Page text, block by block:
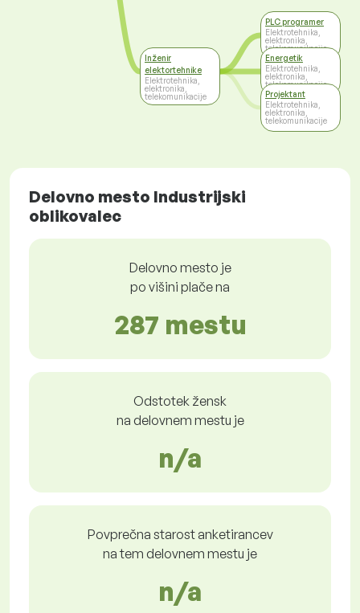
Inženir
elektortehnike
Elektrotehnika,
elektronika,
telekomunikacije
PLC programer
Elektrotehnika,
elektronika,
telekomunikacije
Energetik
Elektrotehnika,
elektronika,
telekomunikacije
Projektant
Elektrotehnika,
elektronika,
telekomunikacije
Delovno mesto Industrijski
oblikovalec
Delovno mesto je
po višini plače na
287 mestu
Odstotek žensk
na delovnem mestu je
n/a
Povprečna starost anketirancev
na tem delovnem mestu je
n/a